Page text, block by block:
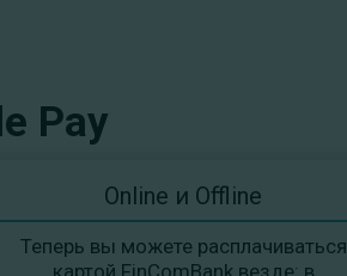
Pay
Online и Offline
Теперь вы можете расплачиваться
картой FinComBank везде: в